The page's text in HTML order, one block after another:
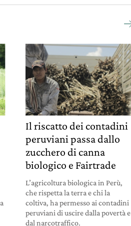
Il riscatto dei contadini
peruviani passa dallo
zucchero di canna
biologico e Fairtrade
L’agricoltura biologica in Perù,
che rispetta la terra e chi la
coltiva, ha permesso ai contadini
peruviani di uscire dalla povertà e
dal narcotraffico.